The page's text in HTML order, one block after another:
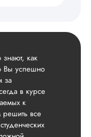
знают, как
Вы успешно
за
в курсе
к
все